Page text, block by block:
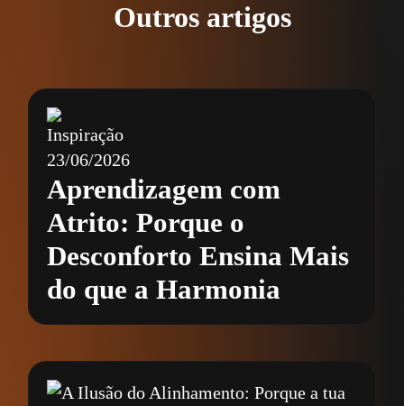
Outros artigos
Inspiração
23/06/2026
Aprendizagem com
Atrito: Porque o
Desconforto Ensina Mais
do que a Harmonia